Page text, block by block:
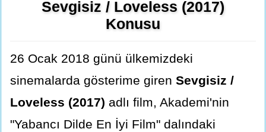
Sevgisiz / Loveless (2017)
Konusu
26 Ocak 2018 günü ülkemizdeki
sinemalarda gösterime giren Sevgisiz /
Loveless (2017) adlı film, Akademi'nin
"Yabancı Dilde En İyi Film" dalındaki